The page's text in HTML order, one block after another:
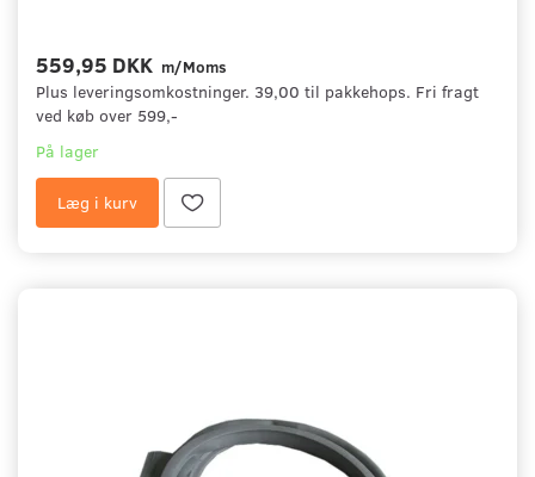
559,95 DKK m/Moms
Plus leveringsomkostninger. 39,00 til pakkehops. Fri fragt
ved køb over 599,-
På lager
Læg i kurv